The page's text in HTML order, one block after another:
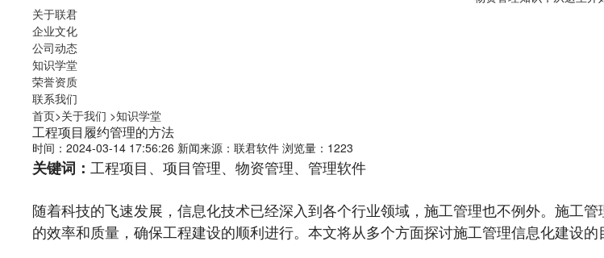
关于联君
企业文化
公司动态
知识学堂
荣誉资质
联系我们
首页>关于我们 >知识学堂
工程项目履约管理的方法
时间：2024-03-14 17:56:26 新闻来源：联君软件 浏览量：1223
关键词：工程项目、项目管理、物资管理、管理软件
随着科技的飞速发展，信息化技术已经深入到各个行业领域，施工管理也不例外。施工
的效率和质量，确保工程建设的顺利进行。本文将从多个方面探讨施工管理信息化建设的